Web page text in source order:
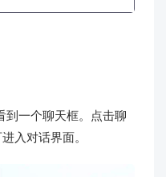
到一个聊天框。点击聊
入对话界面。